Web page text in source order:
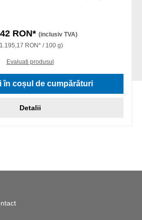
RON* (inclusiv TVA)
RON* / 100 g)
Evaluati produsul
în coșul de cumpărături
Detalii